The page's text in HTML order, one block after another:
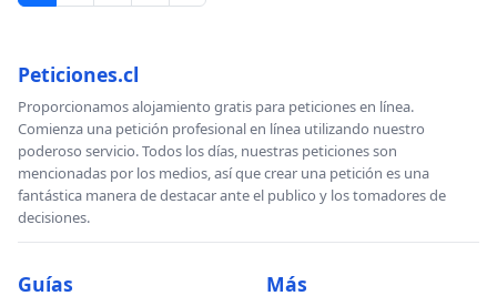
Peticiones.cl
Proporcionamos alojamiento gratis para peticiones en línea.
Comienza una petición profesional en línea utilizando nuestro
poderoso servicio. Todos los días, nuestras peticiones son
mencionadas por los medios, así que crear una petición es una
fantástica manera de destacar ante el publico y los tomadores de
decisiones.
Guías Más